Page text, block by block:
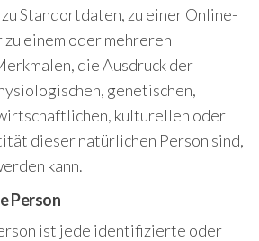
zu Standortdaten, zu einer Online-
zu einem oder mehreren
die Ausdruck der
genetischen,
kulturellen oder
dieser natürlichen Person sind,
kann.
Person
ist jede identifizierte oder